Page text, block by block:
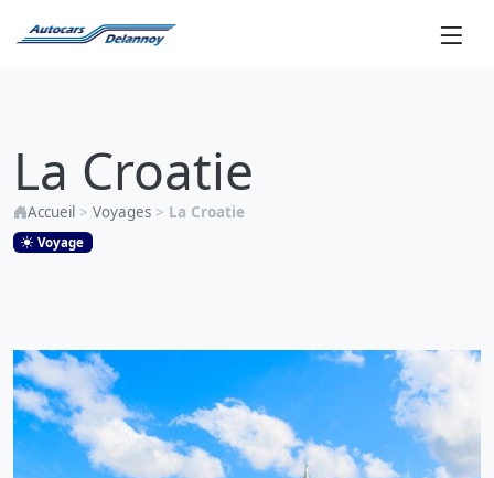
La Croatie
Accueil > Voyages > La Croatie
Voyage